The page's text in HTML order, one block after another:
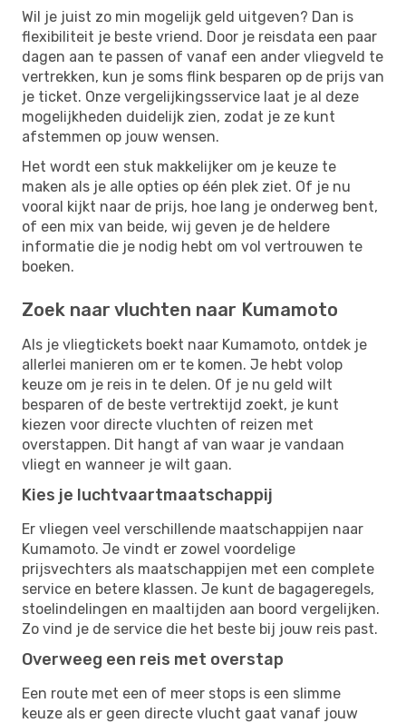
Wil je juist zo min mogelijk geld uitgeven? Dan is
flexibiliteit je beste vriend. Door je reisdata een paar
dagen aan te passen of vanaf een ander vliegveld te
vertrekken, kun je soms flink besparen op de prijs van
je ticket. Onze vergelijkingsservice laat je al deze
mogelijkheden duidelijk zien, zodat je ze kunt
afstemmen op jouw wensen.
Het wordt een stuk makkelijker om je keuze te
maken als je alle opties op één plek ziet. Of je nu
vooral kijkt naar de prijs, hoe lang je onderweg bent,
of een mix van beide, wij geven je de heldere
informatie die je nodig hebt om vol vertrouwen te
boeken.
Zoek naar vluchten naar Kumamoto
Als je vliegtickets boekt naar Kumamoto, ontdek je
allerlei manieren om er te komen. Je hebt volop
keuze om je reis in te delen. Of je nu geld wilt
besparen of de beste vertrektijd zoekt, je kunt
kiezen voor directe vluchten of reizen met
overstappen. Dit hangt af van waar je vandaan
vliegt en wanneer je wilt gaan.
Kies je luchtvaartmaatschappij
Er vliegen veel verschillende maatschappijen naar
Kumamoto. Je vindt er zowel voordelige
prijsvechters als maatschappijen met een complete
service en betere klassen. Je kunt de bagageregels,
stoelindelingen en maaltijden aan boord vergelijken.
Zo vind je de service die het beste bij jouw reis past.
Overweeg een reis met overstap
Een route met een of meer stops is een slimme
keuze als er geen directe vlucht gaat vanaf jouw